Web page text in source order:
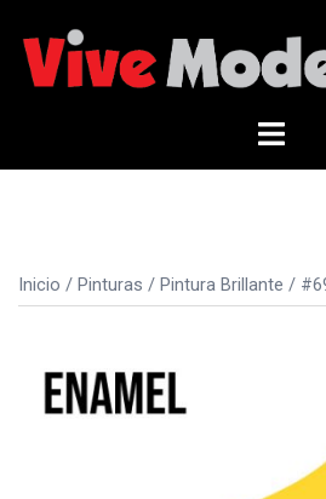
contenido
Alternar
Inicio / Pinturas / Pintura Brillante /